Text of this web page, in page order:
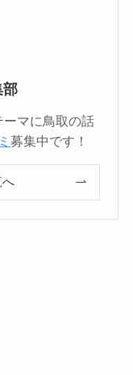
部
ーマに鳥取の話
募集中です！
へ